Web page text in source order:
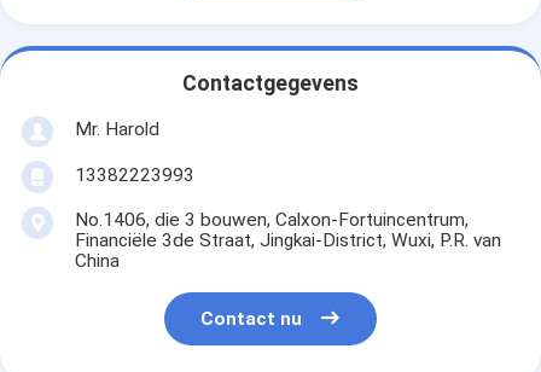
Contactgegevens
Mr. Harold
13382223993
No.1406, die 3 bouwen, Calxon-Fortuincentrum,
Financiële 3de Straat, Jingkai-District, Wuxi, P.R. van
China
Contact nu